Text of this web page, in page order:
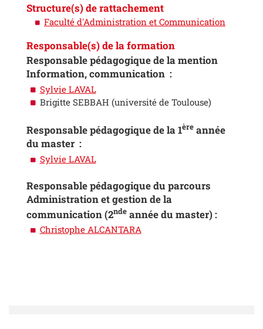
Structure(s) de rattachement
Faculté d'Administration et Communication
Responsable(s) de la formation
Responsable pédagogique de la mention
Information, communication :
Sylvie LAVAL
Brigitte SEBBAH (université de Toulouse)
Responsable pédagogique de la 1ère année
du master :
Sylvie LAVAL
Responsable pédagogique du parcours
Administration et gestion de la
communication (2nde année du master) :
Christophe ALCANTARA